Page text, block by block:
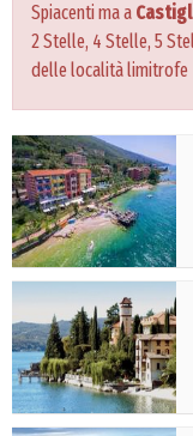
Spiacenti ma a
2 Stelle, 4 Stelle, 5
delle località limitrofe